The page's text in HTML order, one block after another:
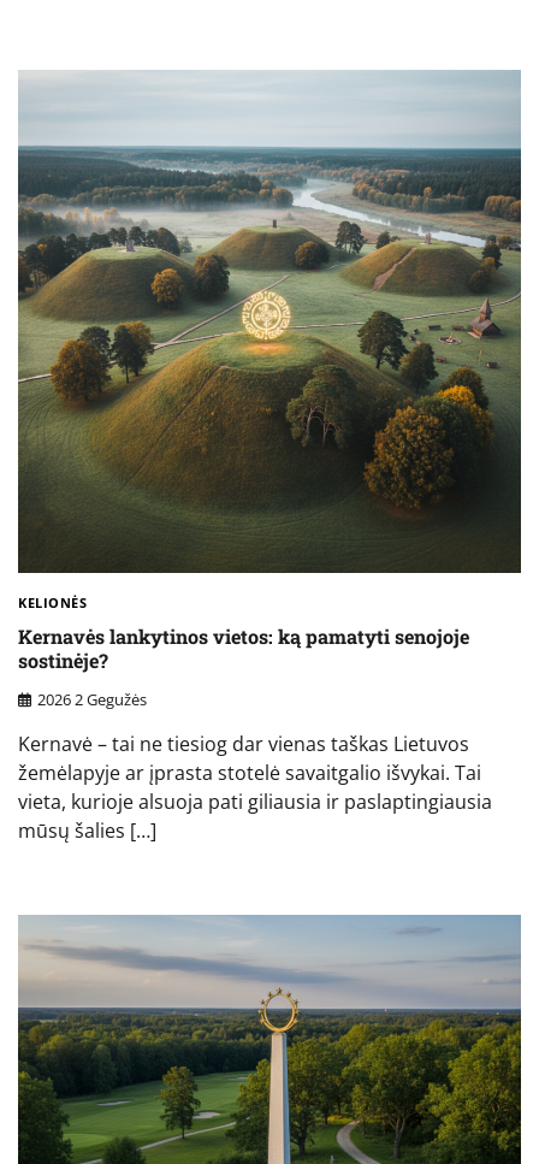
KELIONĖS
Kernavės lankytinos vietos: ką pamatyti senojoje
sostinėje?
2026 2 Gegužės
Kernavė – tai ne tiesiog dar vienas taškas Lietuvos
žemėlapyje ar įprasta stotelė savaitgalio išvykai. Tai
vieta, kurioje alsuoja pati giliausia ir paslaptingiausia
mūsų šalies […]